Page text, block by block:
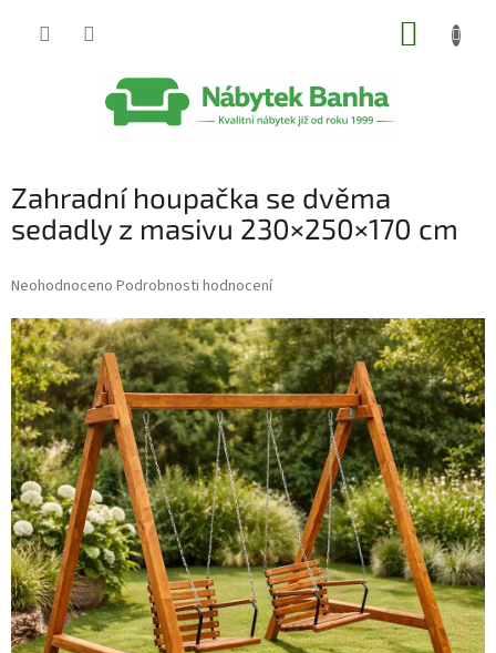
Zahradní houpačka se dvěma
sedadly z masivu 230×250×170 cm
Průměrné
produktu
je
0,0
z
5
hvězdiček.
Neohodnoceno Podrobnosti hodnocení